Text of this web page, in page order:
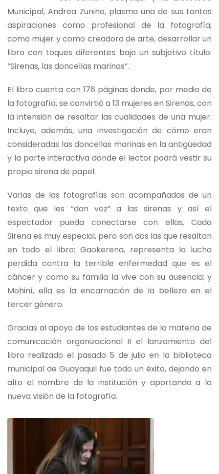
Municipal, Andrea Zunino, plasma una de sus tantas
aspiraciones como profesional de la fotografía,
como mujer y como creadora de arte, desarrollar un
libro con toques diferentes bajo un subjetivo título:
“Sirenas, las doncellas marinas”.
El libro cuenta con 176 páginas donde, por medio de
la fotografía, se convirtió a 13 mujeres en Sirenas, con
la intensión de resaltar las cualidades de una mujer.
Incluye, además, una investigación de cómo eran
consideradas las doncellas marinas en la antigüedad
y la parte interactiva donde el lector podrá vestir su
propia sirena de papel.
Varias de las fotografías son acompañadas de un
texto que les “dan voz” a las sirenas y así el
espectador pueda conectarse con ellas. Cada
Sirena es muy especial, pero son dos las que resaltan
en todo el libro: Gaokerena, representa la lucha
perdida contra la terrible enfermedad que es el
cáncer y como su familia la vive con su ausencia; y
Mohiní, ella es la encarnación de la belleza en el
tercer género.
Gracias al apoyo de los estudiantes de la materia de
comunicación organizacional II el lanzamiento del
libro realizado el pasado 5 de julio en la biblioteca
municipal de Guayaquil fue todo un éxito, dejando en
alto el nombre de la institución y aportando a la
nueva visión de la fotografía.